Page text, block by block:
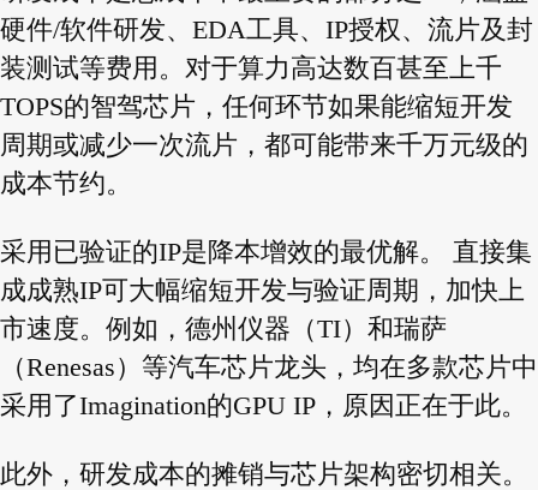
硬件/软件研发、EDA工具、IP授权、流片及封
装测试等费用。对于算力高达数百甚至上千
TOPS的智驾芯片，任何环节如果能缩短开发
周期或减少一次流片，都可能带来千万元级的
成本节约。
采用已验证的IP是降本增效的最优解。 直接集
成成熟IP可大幅缩短开发与验证周期，加快上
市速度。例如，德州仪器（TI）和瑞萨
（Renesas）等汽车芯片龙头，均在多款芯片中
采用了Imagination的GPU IP，原因正在于此。
此外，研发成本的摊销与芯片架构密切相关。